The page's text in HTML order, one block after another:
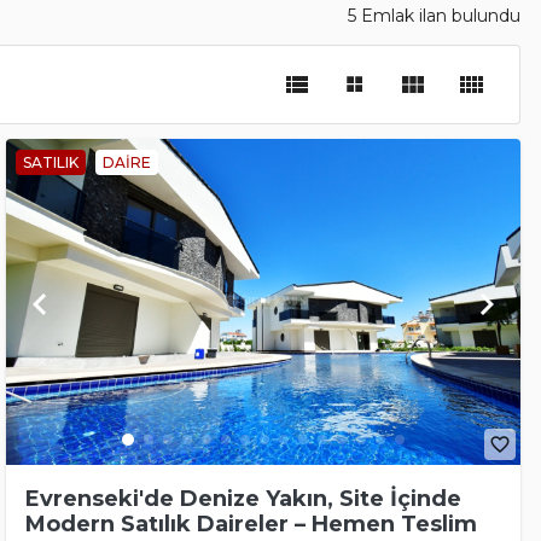
5 Emlak ilan bulundu
view_list view_module view_comfy
SATILIK DAIRE
keyboard_arrow_left keyboard_arrow_right
favorite_border
Evrenseki'de Denize Yakın, Site İçinde
Modern Satılık Daireler – Hemen Teslim